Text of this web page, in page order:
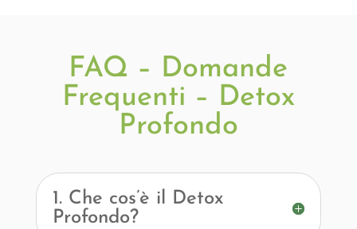
FAQ – Domande
Frequenti – Detox
Profondo
1. Che cos’è il Detox
Profondo?